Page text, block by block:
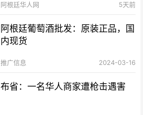
阿根廷华人网 5天前
阿根廷葡萄酒批发：原装正品，国
内现货
推广信息 2024-03-16
布省：一名华人商家遭枪击遇害